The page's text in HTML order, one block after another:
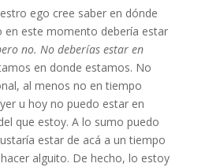
ego cree saber en dónde
en este momento debería estar
no. No deberías estar en
en donde estamos. No
al menos no en tiempo
u hoy no puedo estar en
que estoy. A lo sumo puedo
estar de acá a un tiempo
alguito. De hecho, lo estoy